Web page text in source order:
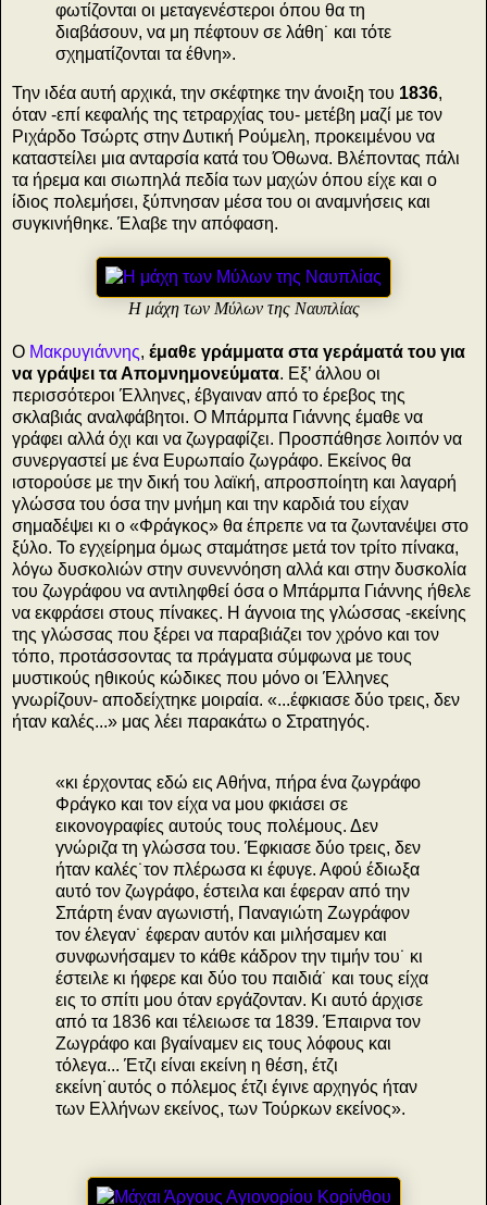
φωτίζονται οι μεταγενέστεροι όπου θα τη
διαβάσουν, να μη πέφτουν σε λάθη˙ και τότε
σχηματίζονται τα έθνη».
Την ιδέα αυτή αρχικά, την σκέφτηκε την άνοιξη του 1836,
όταν -επί κεφαλής της τετραρχίας του- μετέβη μαζί με τον
Ριχάρδο Τσώρτς στην Δυτική Ρούμελη, προκειμένου να
καταστείλει μια ανταρσία κατά του Όθωνα. Βλέποντας πάλι
τα ήρεμα και σιωπηλά πεδία των μαχών όπου είχε και ο
ίδιος πολεμήσει, ξύπνησαν μέσα του οι αναμνήσεις και
συγκινήθηκε. Έλαβε την απόφαση.
Η μάχη των Μύλων της Ναυπλίας
Ο Μακρυγιάννης, έμαθε γράμματα στα γεράματά του για
να γράψει τα Απομνημονεύματα. Εξ’ άλλου οι
περισσότεροι Έλληνες, έβγαιναν από το έρεβος της
σκλαβιάς αναλφάβητοι. Ο Μπάρμπα Γιάννης έμαθε να
γράφει αλλά όχι και να ζωγραφίζει. Προσπάθησε λοιπόν να
συνεργαστεί με ένα Ευρωπαίο ζωγράφο. Εκείνος θα
ιστορούσε με την δική του λαϊκή, απροσποίητη και λαγαρή
γλώσσα του όσα την μνήμη και την καρδιά του είχαν
σημαδέψει κι ο «Φράγκος» θα έπρεπε να τα ζωντανέψει στο
ξύλο. Το εγχείρημα όμως σταμάτησε μετά τον τρίτο πίνακα,
λόγω δυσκολιών στην συνεννόηση αλλά και στην δυσκολία
του ζωγράφου να αντιληφθεί όσα ο Μπάρμπα Γιάννης ήθελε
να εκφράσει στους πίνακες. Η άγνοια της γλώσσας -εκείνης
της γλώσσας που ξέρει να παραβιάζει τον χρόνο και τον
τόπο, προτάσσοντας τα πράγματα σύμφωνα με τους
μυστικούς ηθικούς κώδικες που μόνο οι Έλληνες
γνωρίζουν- αποδείχτηκε μοιραία. «...έφκιασε δύο τρεις, δεν
ήταν καλές...» μας λέει παρακάτω ο Στρατηγός.
«κι έρχοντας εδώ εις Αθήνα, πήρα ένα ζωγράφο
Φράγκο και τον είχα να μου φκιάσει σε
εικονογραφίες αυτούς τους πολέμους. Δεν
γνώριζα τη γλώσσα του. Έφκιασε δύο τρεις, δεν
ήταν καλές˙τον πλέρωσα κι έφυγε. Αφού έδιωξα
αυτό τον ζωγράφο, έστειλα και έφεραν από την
Σπάρτη έναν αγωνιστή, Παναγιώτη Ζωγράφον
τον έλεγαν˙ έφεραν αυτόν και μιλήσαμεν και
συνφωνήσαμεν το κάθε κάδρον την τιμήν του˙ κι
έστειλε κι ήφερε και δύο του παιδιά˙ και τους είχα
εις το σπίτι μου όταν εργάζονταν. Κι αυτό άρχισε
από τα 1836 και τέλειωσε τα 1839. Έπαιρνα τον
Ζωγράφο και βγαίναμεν εις τους λόφους και
τόλεγα... Έτζι είναι εκείνη η θέση, έτζι
εκείνη˙αυτός ο πόλεμος έτζι έγινε αρχηγός ήταν
των Ελλήνων εκείνος, των Τούρκων εκείνος».